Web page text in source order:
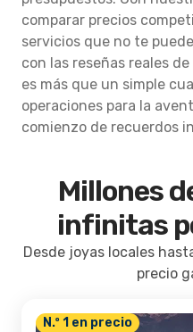
comparar precios
servicios que no te
con las reseñas reales
es más que un simple
operaciones para la
comienzo de recuerdos
Millones
infinitas
Desde joyas locales
precio
N.º 1 en precio